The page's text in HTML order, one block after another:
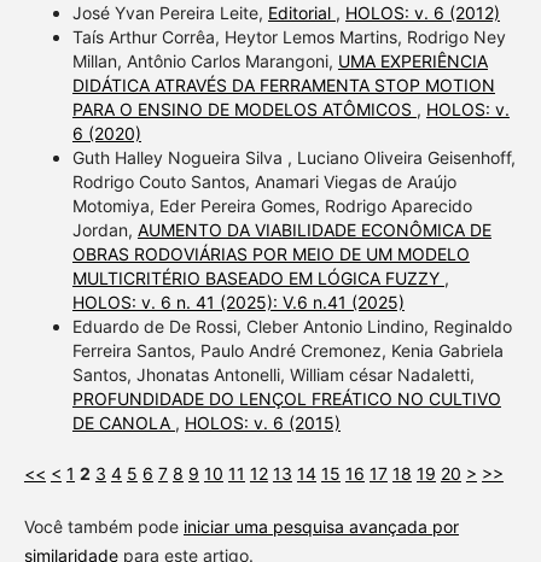
José Yvan Pereira Leite, Editorial , HOLOS: v. 6 (2012)
Taís Arthur Corrêa, Heytor Lemos Martins, Rodrigo Ney
Millan, Antônio Carlos Marangoni, UMA EXPERIÊNCIA
DIDÁTICA ATRAVÉS DA FERRAMENTA STOP MOTION
PARA O ENSINO DE MODELOS ATÔMICOS , HOLOS: v.
6 (2020)
Guth Halley Nogueira Silva , Luciano Oliveira Geisenhoff,
Rodrigo Couto Santos, Anamari Viegas de Araújo
Motomiya, Eder Pereira Gomes, Rodrigo Aparecido
Jordan, AUMENTO DA VIABILIDADE ECONÔMICA DE
OBRAS RODOVIÁRIAS POR MEIO DE UM MODELO
MULTICRITÉRIO BASEADO EM LÓGICA FUZZY ,
HOLOS: v. 6 n. 41 (2025): V.6 n.41 (2025)
Eduardo de De Rossi, Cleber Antonio Lindino, Reginaldo
Ferreira Santos, Paulo André Cremonez, Kenia Gabriela
Santos, Jhonatas Antonelli, William césar Nadaletti,
PROFUNDIDADE DO LENÇOL FREÁTICO NO CULTIVO
DE CANOLA , HOLOS: v. 6 (2015)
<< < 1 2 3 4 5 6 7 8 9 10 11 12 13 14 15 16 17 18 19 20 > >>
Você também pode iniciar uma pesquisa avançada por
similaridadepara este artigo.